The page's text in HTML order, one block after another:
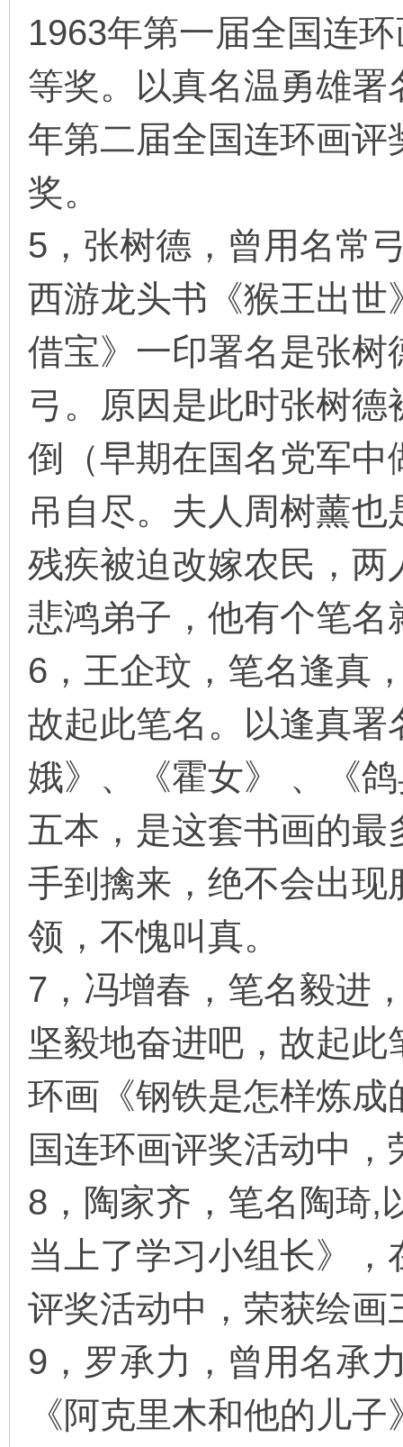
1963年第一届全国连
等奖。以真名温勇雄
年第二届全国连环画
奖。
5，张树德，曾用名常
西游龙头书《猴王出
借宝》一印署名是张
弓。原因是此时张树
倒（早期在国名党军
吊自尽。夫人周树薰
残疾被迫改嫁农民，
悲鸿弟子，他有个笔名
6，王企玟，笔名逢真
故起此笔名。以逢真
娥》、《霍女》 、《
五本，是这套书画的
手到擒来，绝不会出
领，不愧叫真。
7，冯增春，笔名毅进
坚毅地奋进吧，故起
环画《钢铁是怎样炼
国连环画评奖活动中
8，陶家齐，笔名陶琦,
当上了学习小组长》
评奖活动中，荣获绘画
9，罗承力，曾用名承
《阿克里木和他的儿